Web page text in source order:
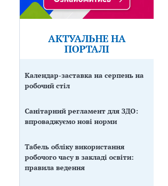
АКТУАЛЬНЕ НА
ПОРТАЛІ
Календар-заставка на серпень на
робочий стіл
Санітарний регламент для ЗДО:
впроваджуємо нові норми
Табель обліку використання
робочого часу в закладі освіти:
правила ведення